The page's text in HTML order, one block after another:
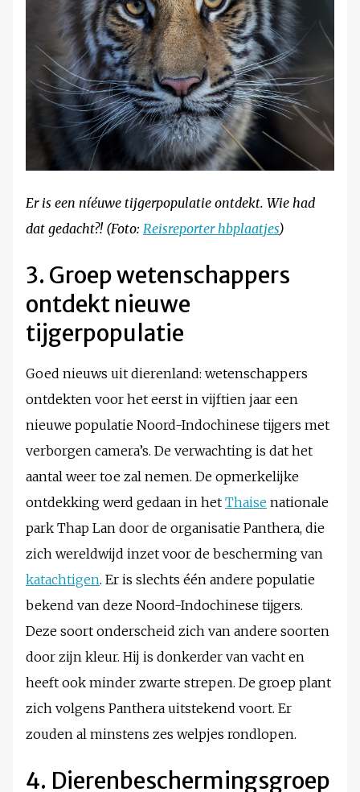
Er is een níéuwe tijgerpopulatie ontdekt. Wie had
dat gedacht?! (Foto: Reisreporter hbplaatjes)
3. Groep wetenschappers
ontdekt nieuwe
tijgerpopulatie
Goed nieuws uit dierenland: wetenschappers
ontdekten voor het eerst in vijftien jaar een
nieuwe populatie Noord-Indochinese tijgers met
verborgen camera’s. De verwachting is dat het
aantal weer toe zal nemen. De opmerkelijke
ontdekking werd gedaan in het Thaise nationale
park Thap Lan door de organisatie Panthera, die
zich wereldwijd inzet voor de bescherming van
katachtigen. Er is slechts één andere populatie
bekend van deze Noord-Indochinese tijgers.
Deze soort onderscheid zich van andere soorten
door zijn kleur. Hij is donkerder van vacht en
heeft ook minder zwarte strepen. De groep plant
zich volgens Panthera uitstekend voort. Er
zouden al minstens zes welpjes rondlopen.
4. Dierenbeschermingsgroep